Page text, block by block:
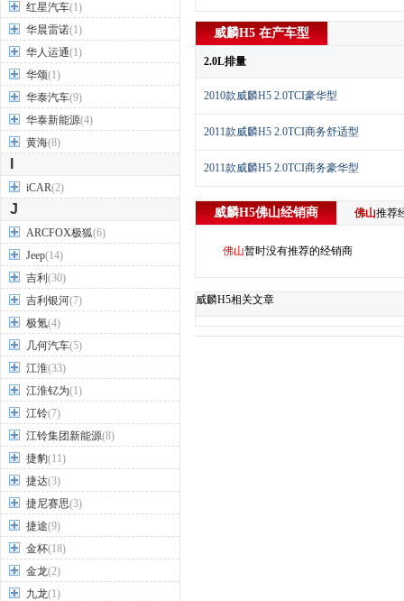
红星汽车(1)
华晨雷诺(1)
华人运通(1)
华颂(1)
华泰汽车(9)
华泰新能源(4)
黄海(8)
iCAR(2)
J
ARCFOX极狐(6)
Jeep(14)
吉利 (30)
吉利银河(7)
极氪(4)
几何汽车(5)
江淮(33)
江淮钇为(1)
江铃(7)
江铃集团新能源(8)
捷豹(11)
捷达(3)
捷尼赛思(3)
捷途(9)
金杯(18)
金龙(2)
九龙(1)
威麟H5 在产车型
2.0L排量
2010款威麟H5 2.0TCI豪华型
2011款威麟H5 2.0TCI商务舒适型
2011款威麟H5 2.0TCI商务豪华型
威麟H5佛山经销商 佛山推荐
佛山暂时没有推荐的经销商
威麟H5相关文章